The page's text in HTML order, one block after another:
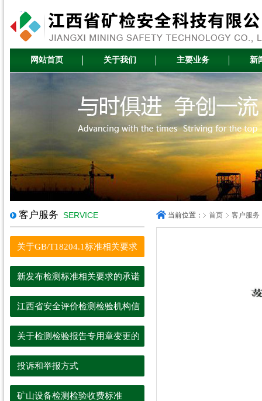
网站首页 关于我们 主要业务 新
客户服务 SERVICE
关于GB/T18204.1标准相关要求
承诺书
新发布检测标准相关要求的承诺
书
江西省安全评价检测检验机构信
用承诺书
关于检测检验报告专用章变更的
声明
投诉和举报方式
矿山设备检测检验收费标准
当前位置： 首页 客户服务